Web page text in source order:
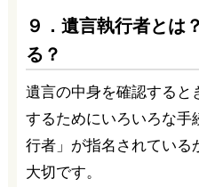
９．遺言執行者とは
る？
遺言の中身を確認すると
するためにいろいろな手
行者」が指名されている
大切です。